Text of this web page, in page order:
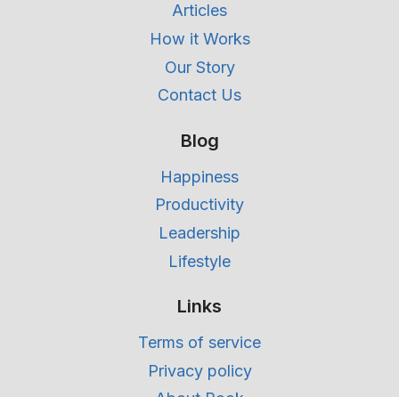
Articles
How it Works
Our Story
Contact Us
Blog
Happiness
Productivity
Leadership
Lifestyle
Links
Terms of service
Privacy policy